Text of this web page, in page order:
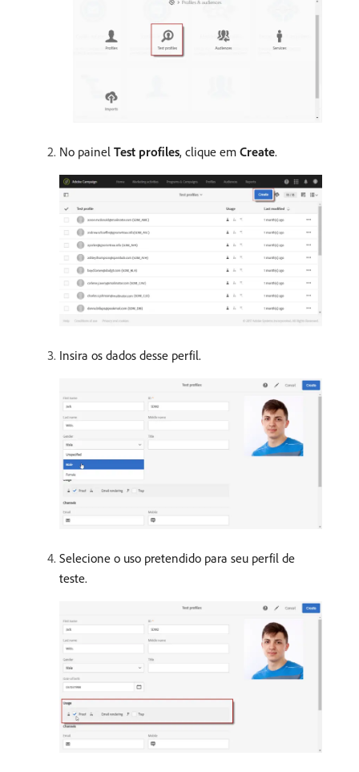
No painel Test profiles, clique em Create.
Insira os dados desse perfil.
Selecione o uso pretendido para seu perfil de
teste.